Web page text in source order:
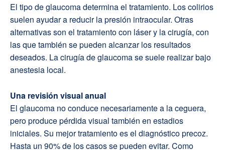
El tipo de glaucoma determina el tratamiento. Los colirios
suelen ayudar a reducir la presión intraocular. Otras
alternativas son el tratamiento con láser y la cirugía, con
las que también se pueden alcanzar los resultados
deseados. La cirugía de glaucoma se suele realizar bajo
anestesia local.
Una revisión visual anual
El glaucoma no conduce necesariamente a la ceguera,
pero produce pérdida visual también en estadios
iniciales. Su mejor tratamiento es el diagnóstico precoz.
Hasta un 90% de los casos se pueden evitar. Como